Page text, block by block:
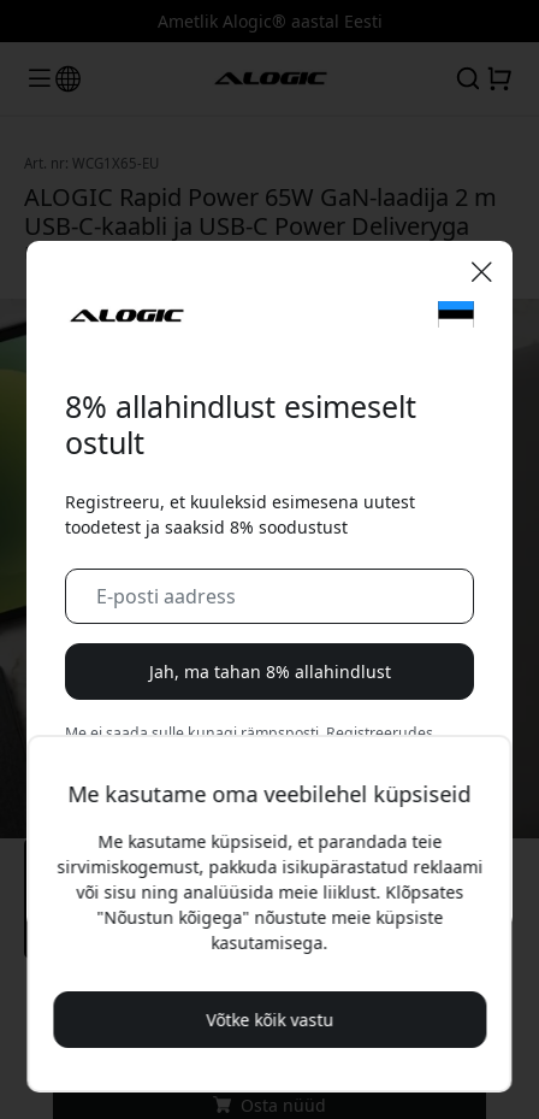
Ametlik Alogic® aastal Eesti
Art. nr: WCG1X65-EU
ALOGIC Rapid Power 65W GaN-laadija 2 m
USB-C-kaabli ja USB-C Power Deliveryga
USB-C-seadmetele - Valge
59.99 EUR
Osta nüüd
Me kasutame oma veebilehel küpsiseid
Me kasutame küpsiseid, et parandada teie
sirvimiskogemust, pakkuda isikupärastatud reklaami
või sisu ning analüüsida meie liiklust. Klõpsates
"Nõustun kõigega" nõustute meie küpsiste
kasutamisega.
Võtke kõik vastu
8% allahindlust esimeselt
ostult
Registreeru, et kuuleksid esimesena uutest
toodetest ja saaksid 8% soodustust
Jah, ma tahan 8% allahindlust
Me ei saada sulle kunagi rämpsposti. Registreerudes
sarjade ja eripakkumistega.
Ei, ma eelistaksin täishinda maksta.
🎉 Sinu sooduskood:
Kasuta seda koodi kassas, et saada 8%
allahindlust.